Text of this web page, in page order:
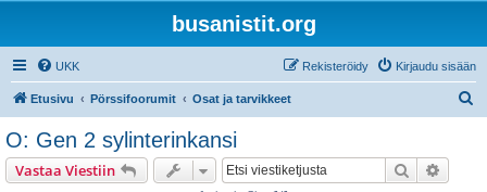
busanistit.org
UKK Kirjaudu sisään
Rekisteröidy
Etusivu Pörssifoorumit Osat ja tarvikkeet
O: Gen 2 sylinterinkansi
Vastaa Viestiin Etsi